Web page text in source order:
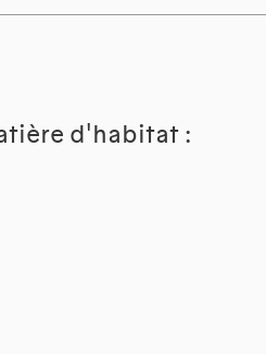
d'habitat :